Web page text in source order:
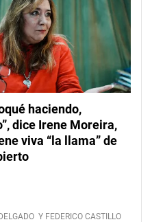
haciendo,
dice Irene Moreira,
viva “la llama” de
Y FEDERICO CASTILLO